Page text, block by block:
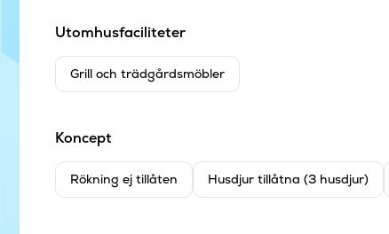
Utomhusfaciliteter
Grill och trädgårdsmöbler
Koncept
Rökning ej tillåten Husdjur tillåtna (3 husdjur)